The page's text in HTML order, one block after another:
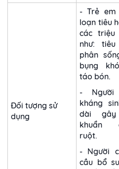
Đối tượng sử
dụng
- Trẻ
loạn tiêu
các triệu
như: tiêu
phân
bụng
táo bón.
- Người
kháng
dài
khuẩn
ruột.
- Người
cầu bổ